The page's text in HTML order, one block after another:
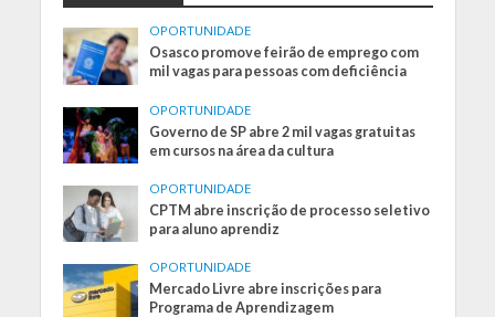
OPORTUNIDADE
Osasco promove feirão de emprego com
mil vagas para pessoas com deficiência
OPORTUNIDADE
Governo de SP abre 2 mil vagas gratuitas
em cursos na área da cultura
OPORTUNIDADE
CPTM abre inscrição de processo seletivo
para aluno aprendiz
OPORTUNIDADE
Mercado Livre abre inscrições para
Programa de Aprendizagem